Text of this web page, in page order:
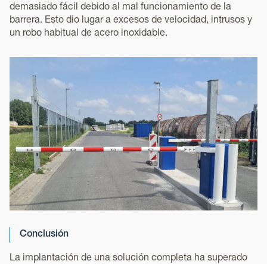
demasiado fácil debido al mal funcionamiento de la
barrera. Esto dio lugar a excesos de velocidad, intrusos y
un robo habitual de acero inoxidable.
Conclusión
La implantación de una solución completa ha superado